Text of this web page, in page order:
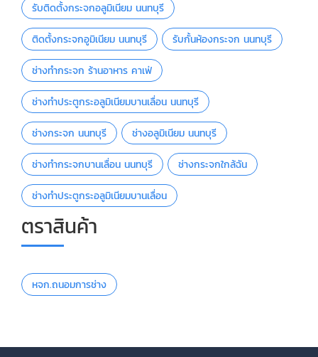
รับติดตั้งกระจกอลูมิเนียม นนทบุรี
ติดตั้งกระจกอูมิเนียม นนทบุรี รับกั้นห้องกระจก นนทบุรี
ช่างทำกระจก ร้านอาหาร คาเฟ่
ช่างทำประตูกระอลูมิเนียมบานเลื่อน นนทบุรี
ช่างกระจก นนทบุรี ช่างอลูมิเนียม นนทบุรี
ช่างทำกระจกบานเลื่อน นนทบุรี ช่างกระจกใกล้ฉัน
ช่างทำประตูกระอลูมิเนียมบานเลื่อน
ตราสินค้า
หจก.ถนอมการช่าง